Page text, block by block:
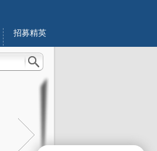
招募精英